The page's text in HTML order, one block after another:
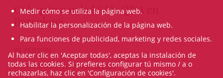
Coloquio con la LCIA: Q&A en
Barcelona
IN-PERSON
From 10/08/2026 to 10/18/2026
Medir cómo se utiliza la página web.
Habilitar la personalización de la página web.
Para funciones de publicidad, marketing y redes sociales.
Al hacer clic en 'Aceptar todas', aceptas la instalación de
todas las cookies. Si prefieres configurar tú mismo / a o
rechazarlas, haz clic en 'Configuración de cookies'.